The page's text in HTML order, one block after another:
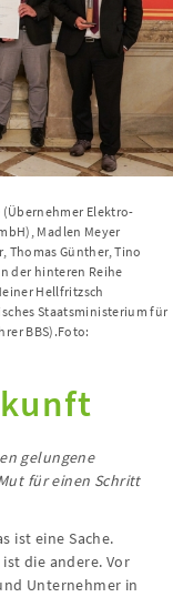
(Übernehmer Elektro-
Madlen Meyer
Thomas Günther, Tino
der hinteren Reihe
Hellfritzsch
Staatsministerium für
BBS).Foto:
gelungene
für einen Schritt
ist eine Sache.
die andere. Vor
Unternehmer in